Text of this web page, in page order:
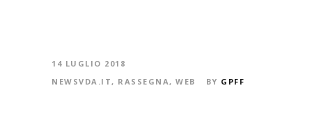
14 LUGLIO 2018
NEWSVDA.IT , RASSEGNA , WEB BY GPFF